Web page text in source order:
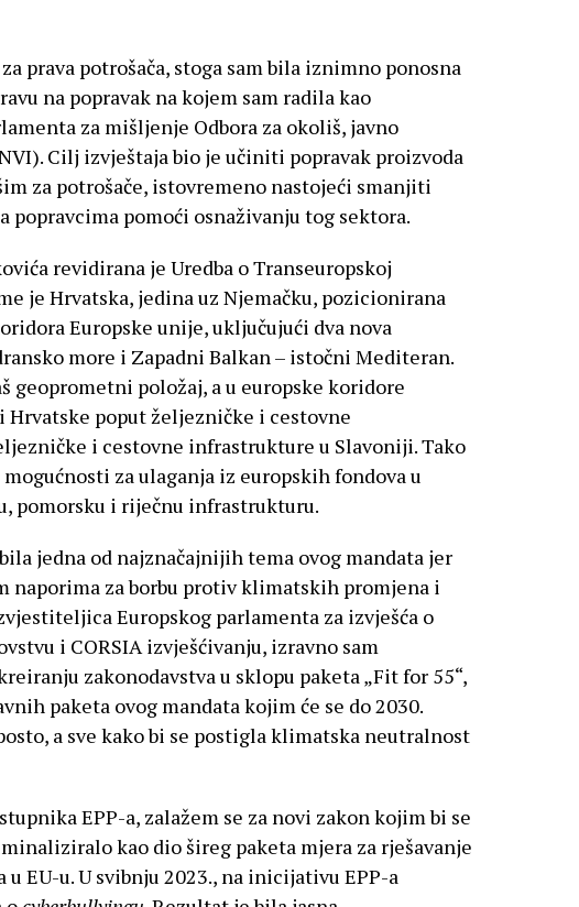
prava potrošača, stoga sam bila iznimno ponosna
na popravak na kojem sam radila kao
za mišljenje Odbora za okoliš, javno
Cilj izvještaja bio je učiniti popravak proizvoda
za potrošače, istovremeno nastojeći smanjiti
popravcima pomoći osnaživanju tog sektora.
revidirana je Uredba o Transeuropskoj
je Hrvatska, jedina uz Njemačku, pozicionirana
Europske unije, uključujući dva nova
more i Zapadni Balkan – istočni Mediteran.
geoprometni položaj, a u europske koridore
poput željezničke i cestovne
i cestovne infrastrukture u Slavoniji. Tako
za ulaganja iz europskih fondova u
pomorsku i riječnu infrastrukturu.
jedna od najznačajnijih tema ovog mandata jer
naporima za borbu protiv klimatskih promjena i
Europskog parlamenta za izvješća o
i CORSIA izvješćivanju, izravno sam
zakonodavstva u sklopu paketa „Fit for 55“,
paketa ovog mandata kojim će se do 2030.
a sve kako bi se postigla klimatska neutralnost
EPP-a, zalažem se za novi zakon kojim bi se
kao dio šireg paketa mjera za rješavanje
EU-u. U svibnju 2023., na inicijativu EPP-a